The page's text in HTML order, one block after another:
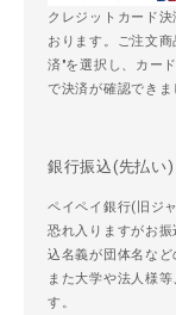
クレジットカード
おります。ご注文
済"を選択し、カー
で決済が確認でき
銀行振込(先払い
ペイペイ銀行(旧ジ
恐れ入りますがお
込名義が団体名など
また大学や法人様
す。